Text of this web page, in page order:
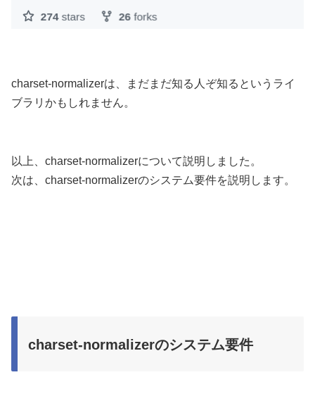
charset-normalizerは、まだまだ知る人ぞ知るというライ
ブラリかもしれません。
以上、charset-normalizerについて説明しました。
次は、charset-normalizerのシステム要件を説明します。
charset-normalizerのシステム要件